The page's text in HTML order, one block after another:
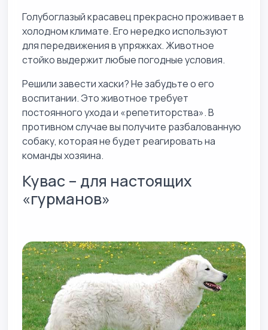
Голубоглазый красавец прекрасно проживает в
холодном климате. Его нередко используют
для передвижения в упряжках. Животное
стойко выдержит любые погодные условия.
Решили завести хаски? Не забудьте о его
воспитании. Это животное требует
постоянного ухода и «репетиторства». В
противном случае вы получите разбалованную
собаку, которая не будет реагировать на
команды хозяина.
Кувас – для настоящих
«гурманов»